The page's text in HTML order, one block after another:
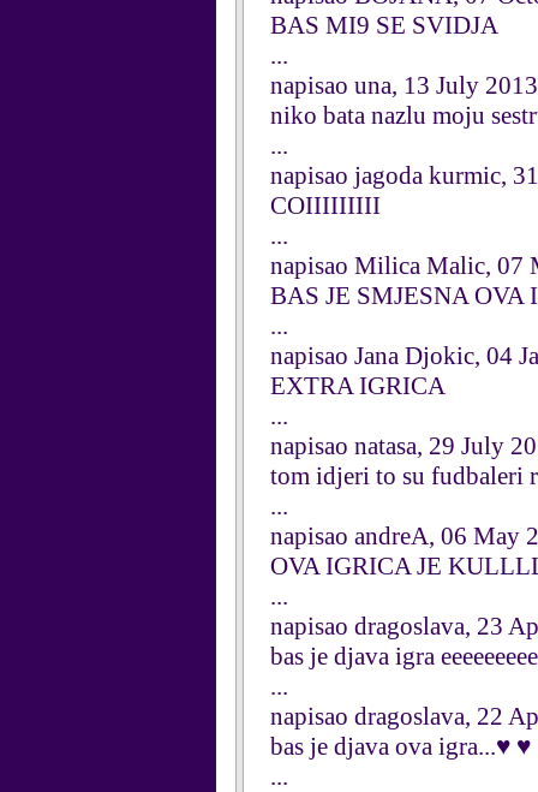
BAS MI9 SE SVIDJA
...
napisao una, 13 July 2013
niko bata nazlu moju
...
napisao jagoda kurmic,
COIIIIIIIII
...
napisao Milica Malic, 07
BAS JE SMJESNA OVA
...
napisao Jana Djokic, 04
EXTRA IGRICA
...
napisao natasa, 29 July
tom idjeri to su fudbaleri
...
napisao andreA, 06 May
OVA IGRICA JE
...
napisao dragoslava, 23
bas je djava igra
...
napisao dragoslava, 22
bas je djava ova igra...♥
...